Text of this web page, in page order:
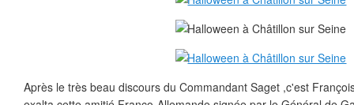
Après le très beau discours du Commandant Saget ,c'est